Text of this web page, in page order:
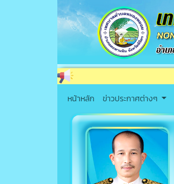
หน้าหลัก ข่าวประกาศต่างๆ